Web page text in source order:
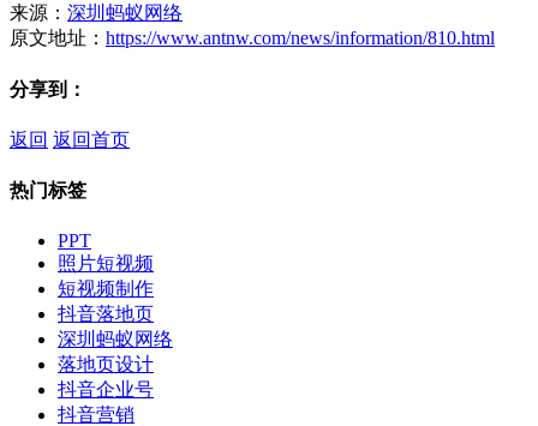
来源： 深圳蚂蚁网络
原文地址： https://www.antnw.com/news/information/810.html
分享到：
返回 返回首页
热门标签
PPT
照片短视频
短视频制作
抖音落地页
深圳蚂蚁网络
落地页设计
抖音企业号
抖音营销